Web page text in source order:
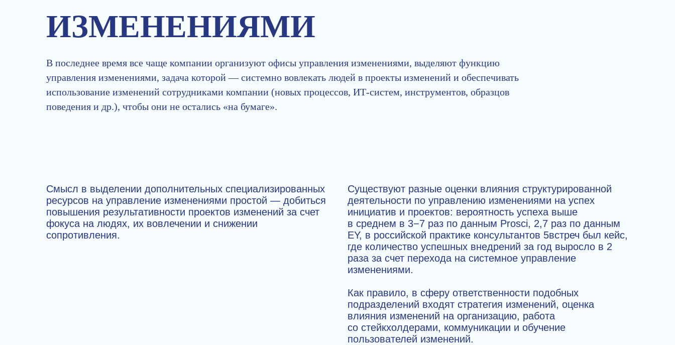
ИЗМЕНЕНИЯМИ
В последнее время все чаще компании организуют офисы управления изменениями, выделяют функцию
управления изменениями, задача которой — системно вовлекать людей в проекты изменений и обеспечивать
использование изменений сотрудниками компании (новых процессов, ИТ-систем, инструментов, образцов
поведения и др.), чтобы они не остались «на бумаге».
Смысл в выделении дополнительных специализированных
ресурсов на управление изменениями простой — добиться
повышения результативности проектов изменений за счет
фокуса на людях, их вовлечении и снижении
сопротивления.
Существуют разные оценки влияния структурированной
деятельности по управлению изменениями на успех
инициатив и проектов: вероятность успеха выше
в среднем в 3−7 раз по данным Prosci, 2,7 раз по данным
EY, в российской практике консультантов 5встреч был кейс,
где количество успешных внедрений за год выросло в 2
раза за счет перехода на системное управление
изменениями.
Как правило, в сферу ответственности подобных
подразделений входят стратегия изменений, оценка
влияния изменений на организацию, работа
со стейкхолдерами, коммуникации и обучение
пользователей изменений.